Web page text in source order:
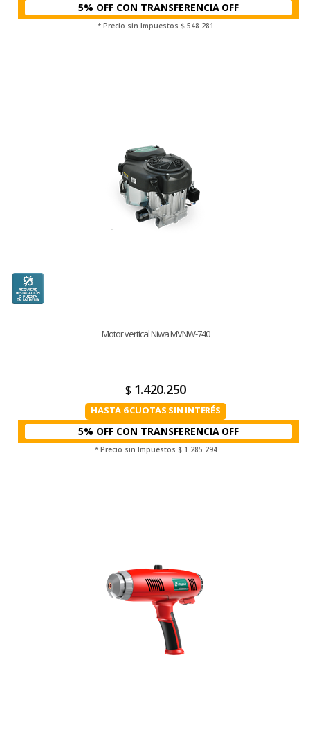
5% OFF CON TRANSFERENCIA
* Precio sin Impuestos $ 548.281
Motor vertical Niwa MVNW-740
$ 1.420.250
HASTA 6 CUOTAS SIN INTERÉS
5% OFF CON TRANSFERENCIA
* Precio sin Impuestos $ 1.285.294